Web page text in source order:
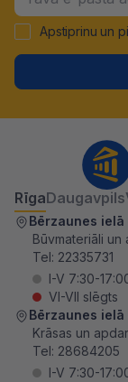
Apstiprinu un
RīgaDaugavpils
Bērzaunes ielā
Būvmateriāli un
Tel: 22335731
I-V 7:30-
VI-VII slēgts
Bērzaunes ielā
Krāsas un
Tel: 28684205
I-V 7:30-